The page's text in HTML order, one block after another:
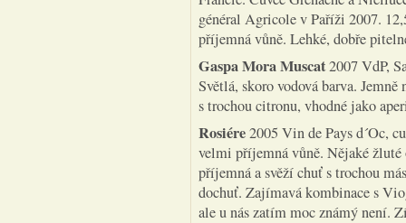
général Agricole v Paříži 2007.
příjemná vůně. Lehké, dobře
Gaspa Mora Muscat2007 VdP,
Světlá, skoro vodová barva.
s trochou citronu, vhodné jako
Rosiére2005 Vin de Pays d´Oc,
velmi příjemná vůně. Nějaké žluté
příjemná a svěží chuť s trochou
dochuť. Zajímavá kombinace s
ale u nás zatím moc známý není.